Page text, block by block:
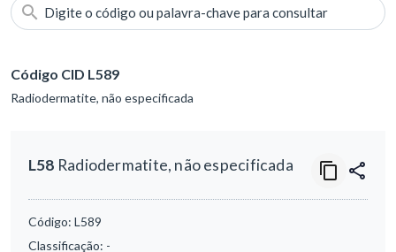
Digite o código ou palavra-chave para consultar
Código CID L589
Radiodermatite, não especificada
L58 Radiodermatite, não especificada
Código: L589
Classificação: -